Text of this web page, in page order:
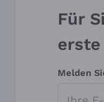
Für
Melden